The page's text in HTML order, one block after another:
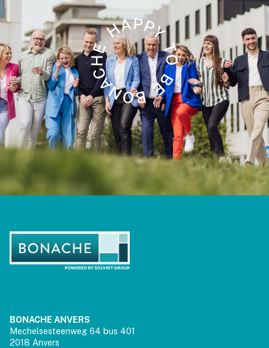
BONACHE ANVERS
Mechelsesteenweg 64 bus 401
2018 Anvers